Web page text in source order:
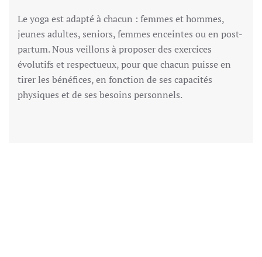
Le yoga est adapté à chacun : femmes et hommes,
jeunes adultes, seniors, femmes enceintes ou en post-
partum. Nous veillons à proposer des exercices
évolutifs et respectueux, pour que chacun puisse en
tirer les bénéfices, en fonction de ses capacités
physiques et de ses besoins personnels.